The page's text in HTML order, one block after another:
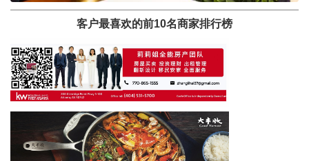
客户最喜欢的前10名商家排行榜